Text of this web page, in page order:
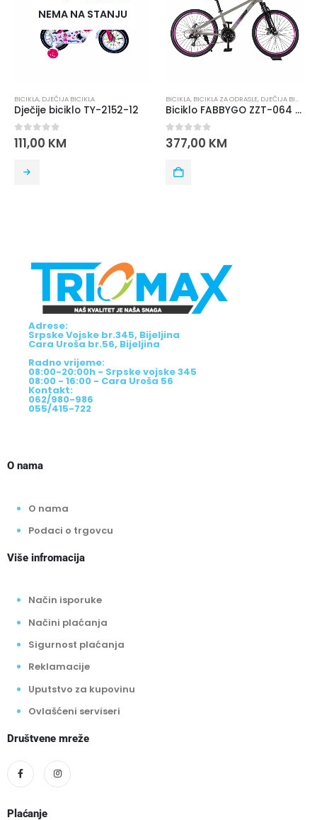
NEMA NA STANJU
BICIKLA, DJEČIJA BICIKLA
Dječije biciklo TY-2152-12
0out of 5
111,00 KM
BICIKLA, BICIKLA ZA ODRASLE, DJEČIJA BICIKLA
Biciklo FABBYGO ZZT-064 24 SIV
0 out of 5
377,00 KM
Adrese:
Srpske Vojske br.345, Bijeljina
Cara Uroša br.56, Bijeljina
Radno vrijeme:
08:00-20:00h - Srpske vojske 345
08:00 - 16:00 - Cara Uroša 56
Kontakt:
062/980-986
055/415-722
O nama
O nama
Podaci o trgovcu
Više infromacija
Način isporuke
Načini plaćanja
Sigurnost plaćanja
Reklamacije
Uputstvo za kupovinu
Ovlašćeni serviseri
Društvene mreže
Plaćanje